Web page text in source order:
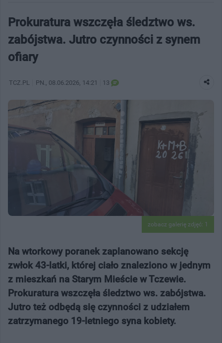
Prokuratura wszczęła śledztwo ws.
zabójstwa. Jutro czynności z synem
ofiary
TCZ.PL PN. , 08.06.2026, 14:21 13
zobacz galerię zdjęć: 1
Na wtorkowy poranek zaplanowano sekcję
zwłok 43-latki, której ciało znaleziono w jednym
z mieszkań na Starym Mieście w Tczewie.
Prokuratura wszczęła śledztwo ws. zabójstwa.
Jutro też odbędą się czynności z udziałem
zatrzymanego 19-letniego syna kobiety.